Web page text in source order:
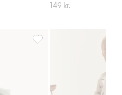
149 kr.
Lägg till i favoriter
Strumpor 3-pack baby,